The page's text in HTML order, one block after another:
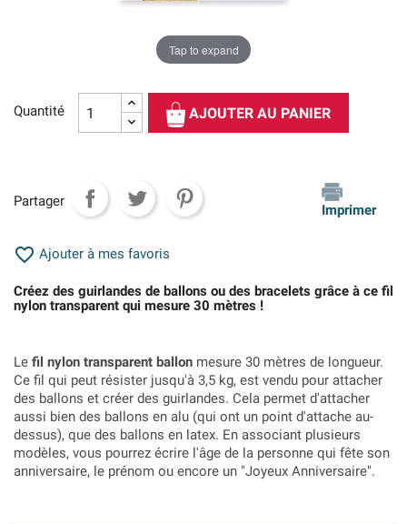
Tap to expand
Quantité AJOUTER AU PANIER
Partager
Imprimer
 Ajouter à mes favoris
Créez des guirlandes de ballons ou des bracelets grâce à ce fil
nylon transparent qui mesure 30 mètres !
Le fil nylon transparent ballon mesure 30 mètres de longueur.
Ce fil qui peut résister jusqu'à 3,5 kg, est vendu pour attacher
des ballons et créer des guirlandes. Cela permet d'attacher
aussi bien des ballons en alu (qui ont un point d'attache au-
dessus), que des ballons en latex. En associant plusieurs
modèles, vous pourrez écrire l'âge de la personne qui fête son
anniversaire, le prénom ou encore un "Joyeux Anniversaire".